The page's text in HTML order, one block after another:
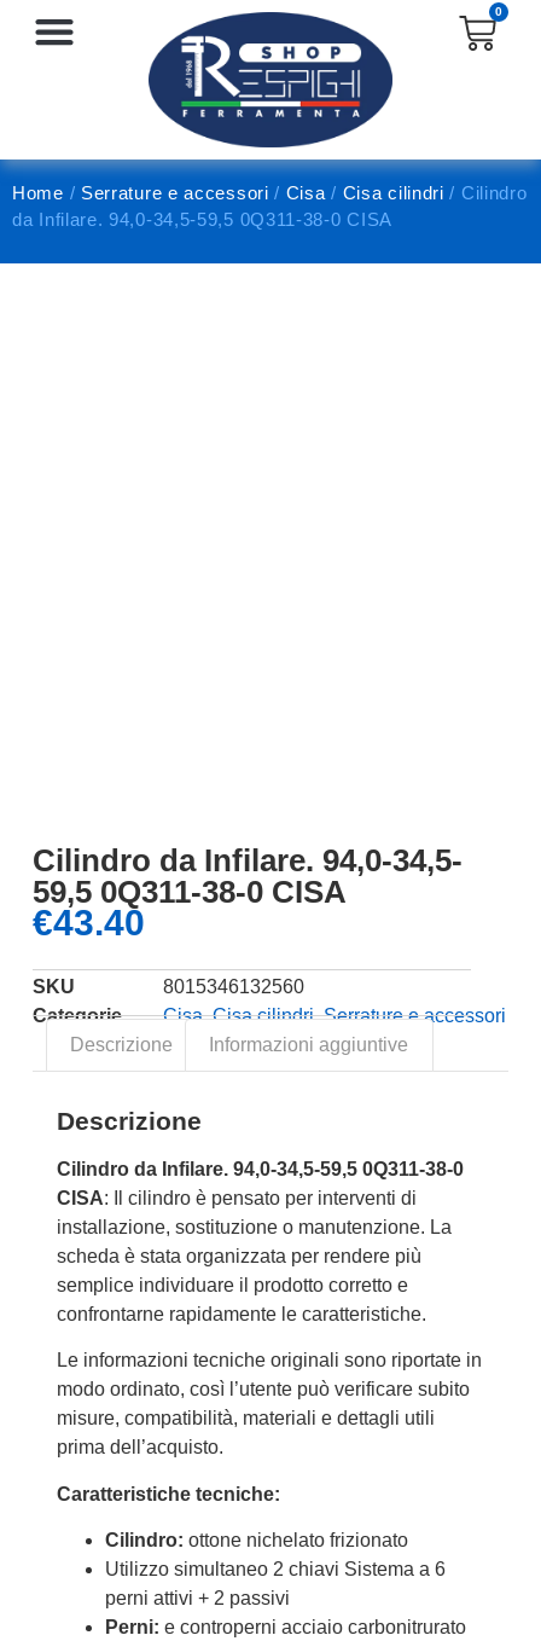
0
Home / Serrature e accessori / Cisa / Cisa cilindri / Cilindro
da Infilare. 94,0-34,5-59,5 0Q311-38-0 CISA
Cilindro da Infilare. 94,0-34,5-
59,5 0Q311-38-0 CISA
€43.40
SKU
8015346132560
Categorie
Cisa,Cisa cilindri,Serrature e accessori
Descrizione
Informazioni aggiuntive
Descrizione
Cilindro da Infilare. 94,0-34,5-59,5 0Q311-38-0
CISA: Il cilindro è pensato per interventi di
installazione, sostituzione o manutenzione. La
scheda è stata organizzata per rendere più
semplice individuare il prodotto corretto e
confrontarne rapidamente le caratteristiche.
Le informazioni tecniche originali sono riportate in
modo ordinato, così l’utente può verificare subito
misure, compatibilità, materiali e dettagli utili
prima dell’acquisto.
Caratteristiche tecniche:
Cilindro: ottone nichelato frizionato
Utilizzo simultaneo 2 chiavi Sistema a 6
perni attivi + 2 passivi
Perni: e controperni acciaio carbonitrurato